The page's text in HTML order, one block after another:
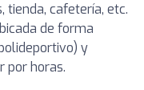
tienda, cafetería, etc.
de forma
y
por horas.